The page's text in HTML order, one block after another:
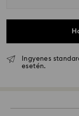
Ingyenes
esetén.
Hagyományos